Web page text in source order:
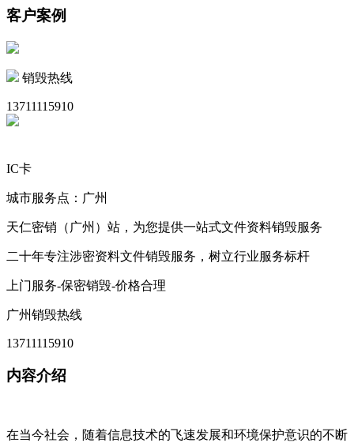
客户案例
销毁热线
13711115910
IC卡
城市服务点：广州
天仁密销（广州）站，为您提供一站式文件资料销毁服务
二十年专注涉密资料文件销毁服务，树立行业服务标杆
上门服务-保密销毁-价格合理
广州销毁热线
13711115910
内容介绍
在当今社会，随着信息技术的飞速发展和环境保护意识的不断